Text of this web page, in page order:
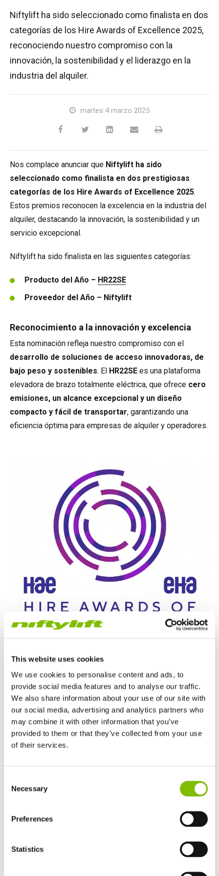
This website uses cookies
We use cookies to personalise content and ads, to
provide social media features and to analyse our traffic.
We also share information about your use of our site with
our social media, advertising and analytics partners who
may combine it with other information that you’ve
provided to them or that they’ve collected from your use
of their services.
Selection
Necessary
Preferences
Statistics
HR17E
HR21E
HR22SE
HR17N
HR17 4x4
HR21 4x4
HR21 4x4
TD120T
TD150T
Equipo de segunda mano
SiOPS
ToughCage
Traction Drive
Asistencia de Niftylink
NiftyPRO
Comentarios de los clientes
Distribuidores de Niftylift
Niftylift ha sido seleccionado como finalista en dos
categorías de los Hire Awards of Excellence 2025,
reconociendo nuestro compromiso con la
innovación, la sostenibilidad y el liderazgo en la
industria del alquiler.
martes 4 marzo 2025
Nos complace anunciar que Niftylift ha sido
seleccionado como finalista en dos prestigiosas
categorías de los Hire Awards of Excellence 2025.
Estos premios reconocen la excelencia en la industria del
alquiler, destacando la innovación, la sostenibilidad y un
servicio excepcional.
Niftylift ha sido finalista en las siguientes categorías:
Producto del Año – HR22SE
Proveedor del Año – Niftylift
Reconocimiento a la innovación y excelencia
Esta nominación refleja nuestro compromiso con el
desarrollo de soluciones de acceso innovadoras, de
bajo peso y sostenibles. El HR22SE es una plataforma
elevadora de brazo totalmente eléctrica, que ofrece cero
emisiones, un alcance excepcional y un diseño
compacto y fácil de transportar, garantizando una
eficiencia óptima para empresas de alquiler y operadores.
nuestra dedicación a proporcionar
soluciones de acceso
servicio experto, tecnología sostenible y valor a
Ceremonia de los Hire Awards – 12 de abril de
Estados Unidos
Francia
Deutsch